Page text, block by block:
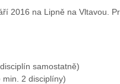
2016 na Lipně na Vltavou.
samostatně)
2 disciplíny)